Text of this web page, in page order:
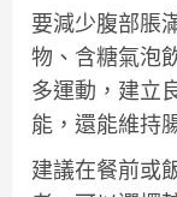
要減少腹部脹
物、含糖氣泡
多運動，建立
能，還能維持
建議在餐前或